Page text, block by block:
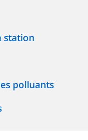
station
polluants